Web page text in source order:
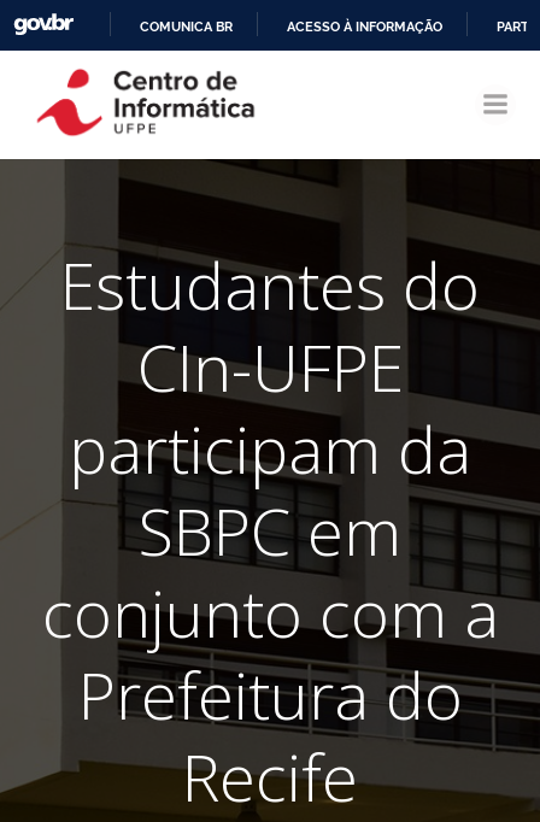
CONTEÚDO
COMUNICA BR ACESSO À INFORMAÇÃO
Estudantes do
CIn-UFPE
participam da
SBPC em
conjunto com a
Prefeitura do
Recife